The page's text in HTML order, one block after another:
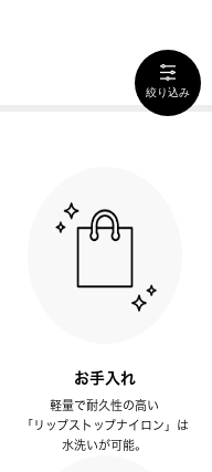
絞り込み
お手入れ
軽量で耐久性の高い
「リップストップナイロン」は
水洗いが可能。